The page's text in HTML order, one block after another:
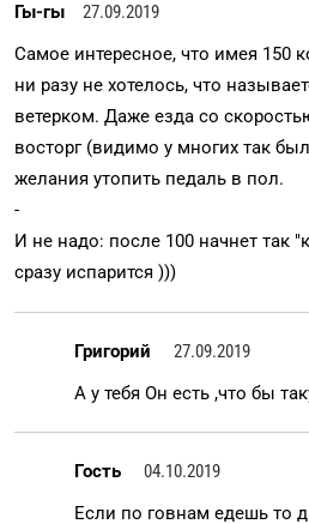
Гы-гы
27.09.2019
Самое интересное, что имея 150
ни разу не хотелось, что
ветерком. Даже езда со
восторг (видимо у многих так
желания утопить педаль в пол.
-
И не надо: после 100 начнет так
сразу испарится )))
Григорий
27.09.2019
А у тебя Он есть ,что бы
Гость
04.10.2019
Если по говнам едешь то